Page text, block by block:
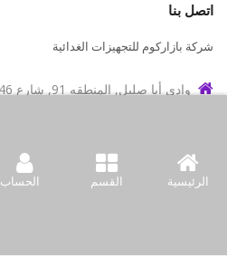
الرئيسية القسم الحساب
اتصل بنا
شركة بازاركوم للتجهيزات الغدائية
وادي أبا صليل, المنطقه 91, شارع 2046, مبنى 21, الدوحه, قطر
97466151607+
سياسة المتجر
نحن نتواصل